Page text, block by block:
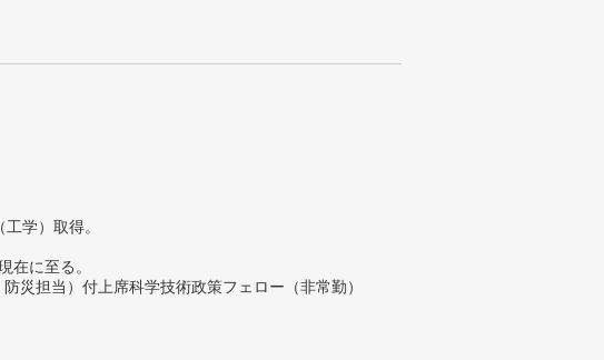
学）取得。
在に至る。
災担当）付上席科学技術政策フェロー（非常勤）